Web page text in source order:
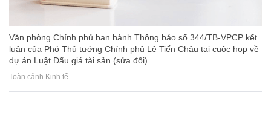
Văn phòng Chính phủ ban hành Thông báo số 344/TB-VPCP kết
luận của Phó Thủ tướng Chính phủ Lê Tiến Châu tại cuộc họp về
dự án Luật Đấu giá tài sản (sửa đổi).
Toàn cảnh Kinh tế